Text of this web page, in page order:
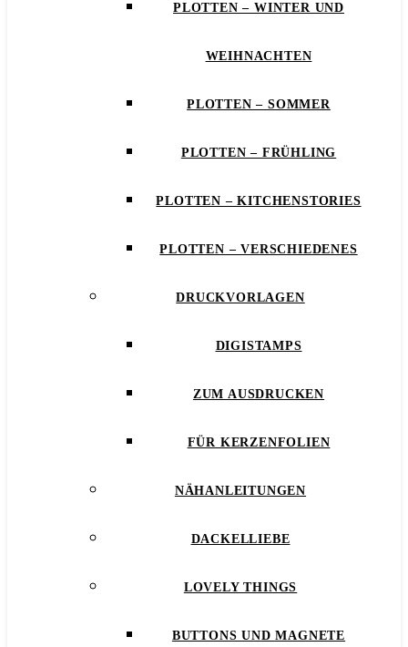
PLOTTEN – WINTER UND
WEIHNACHTEN
PLOTTEN – SOMMER
PLOTTEN – FRÜHLING
PLOTTEN – KITCHENSTORIES
PLOTTEN – VERSCHIEDENES
DRUCKVORLAGEN
DIGISTAMPS
ZUM AUSDRUCKEN
FÜR KERZENFOLIEN
NÄHANLEITUNGEN
DACKELLIEBE
LOVELY THINGS
BUTTONS UND MAGNETE